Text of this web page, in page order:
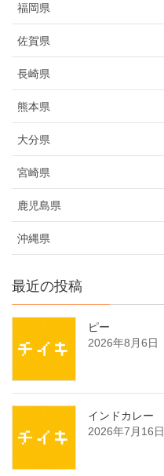
福岡県
佐賀県
長崎県
熊本県
大分県
宮崎県
鹿児島県
沖縄県
最近の投稿
ピー
2026年8月6日
インドカレー
2026年7月16日